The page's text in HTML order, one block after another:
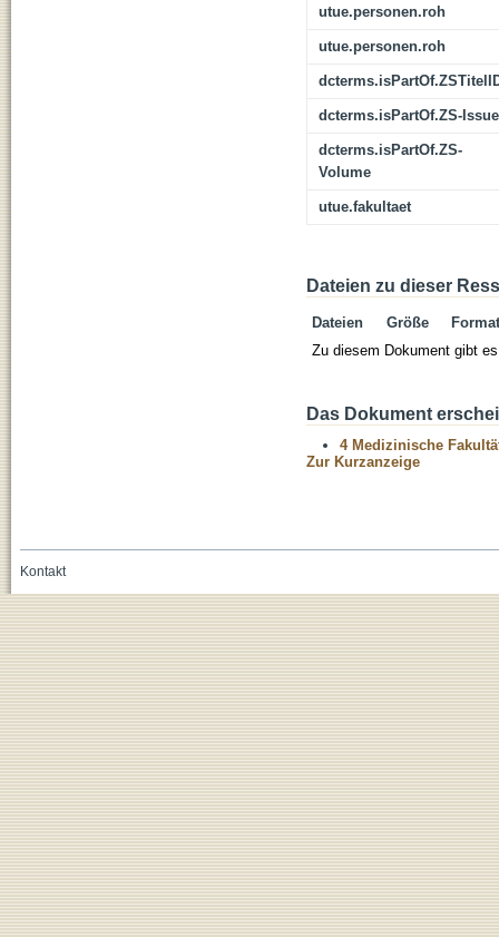
utue.personen.roh
utue.personen.roh
dcterms.isPartOf.ZS-Issue
dcterms.isPartOf.ZS-
Volume
utue.fakultaet
Dateien zu dieser
Dateien Größe
Format
Zu diesem Dokument gibt
Das Dokument
4 Medizinische
Zur Kurzanzeige
Kontakt